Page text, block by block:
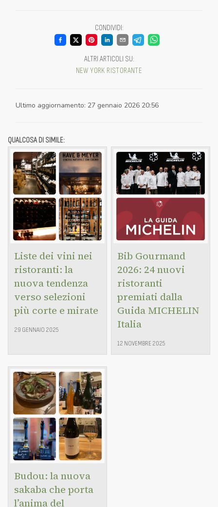
CONDIVIDI:
ALTRI ARTICOLI SU:
NEW YORK RISTORANTE
Ultimo aggiornamento: 27 gennaio 2026 20:56
QUALCOSA DI SIMILE:
Liste dei vini nei
ristoranti: la
nuova tendenza
verso selezioni
più corte e mirate
29 GENNAIO 2025
Bib Gourmand
2026: 24 nuovi
ristoranti
premiati dalla
Guida MICHELIN
Italia
12 NOVEMBRE 2025
Budou: la nuova
sakaba che porta
l’anima del